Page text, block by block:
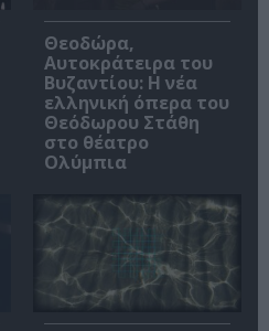
Θεοδώρα,
Αυτοκράτειρα του
Βυζαντίου: Η νέα
ελληνική όπερα του
Θεόδωρου Στάθη
στο θέατρο
Ολύμπια